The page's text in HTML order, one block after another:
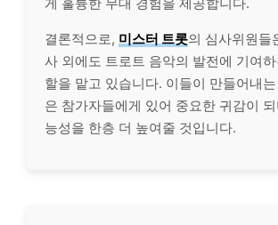
결론적으로, 미스터 트롯의 심사위원들
사 외에도 트로트 음악의 발전에 기여
할을 맡고 있습니다. 이들이 만들어내
은 참가자들에게 있어 중요한 귀감이
능성을 한층 더 높여줄 것입니다.